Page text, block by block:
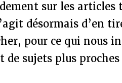
sur les
désormais d’en
pour ce qui nous
sujets plus proches